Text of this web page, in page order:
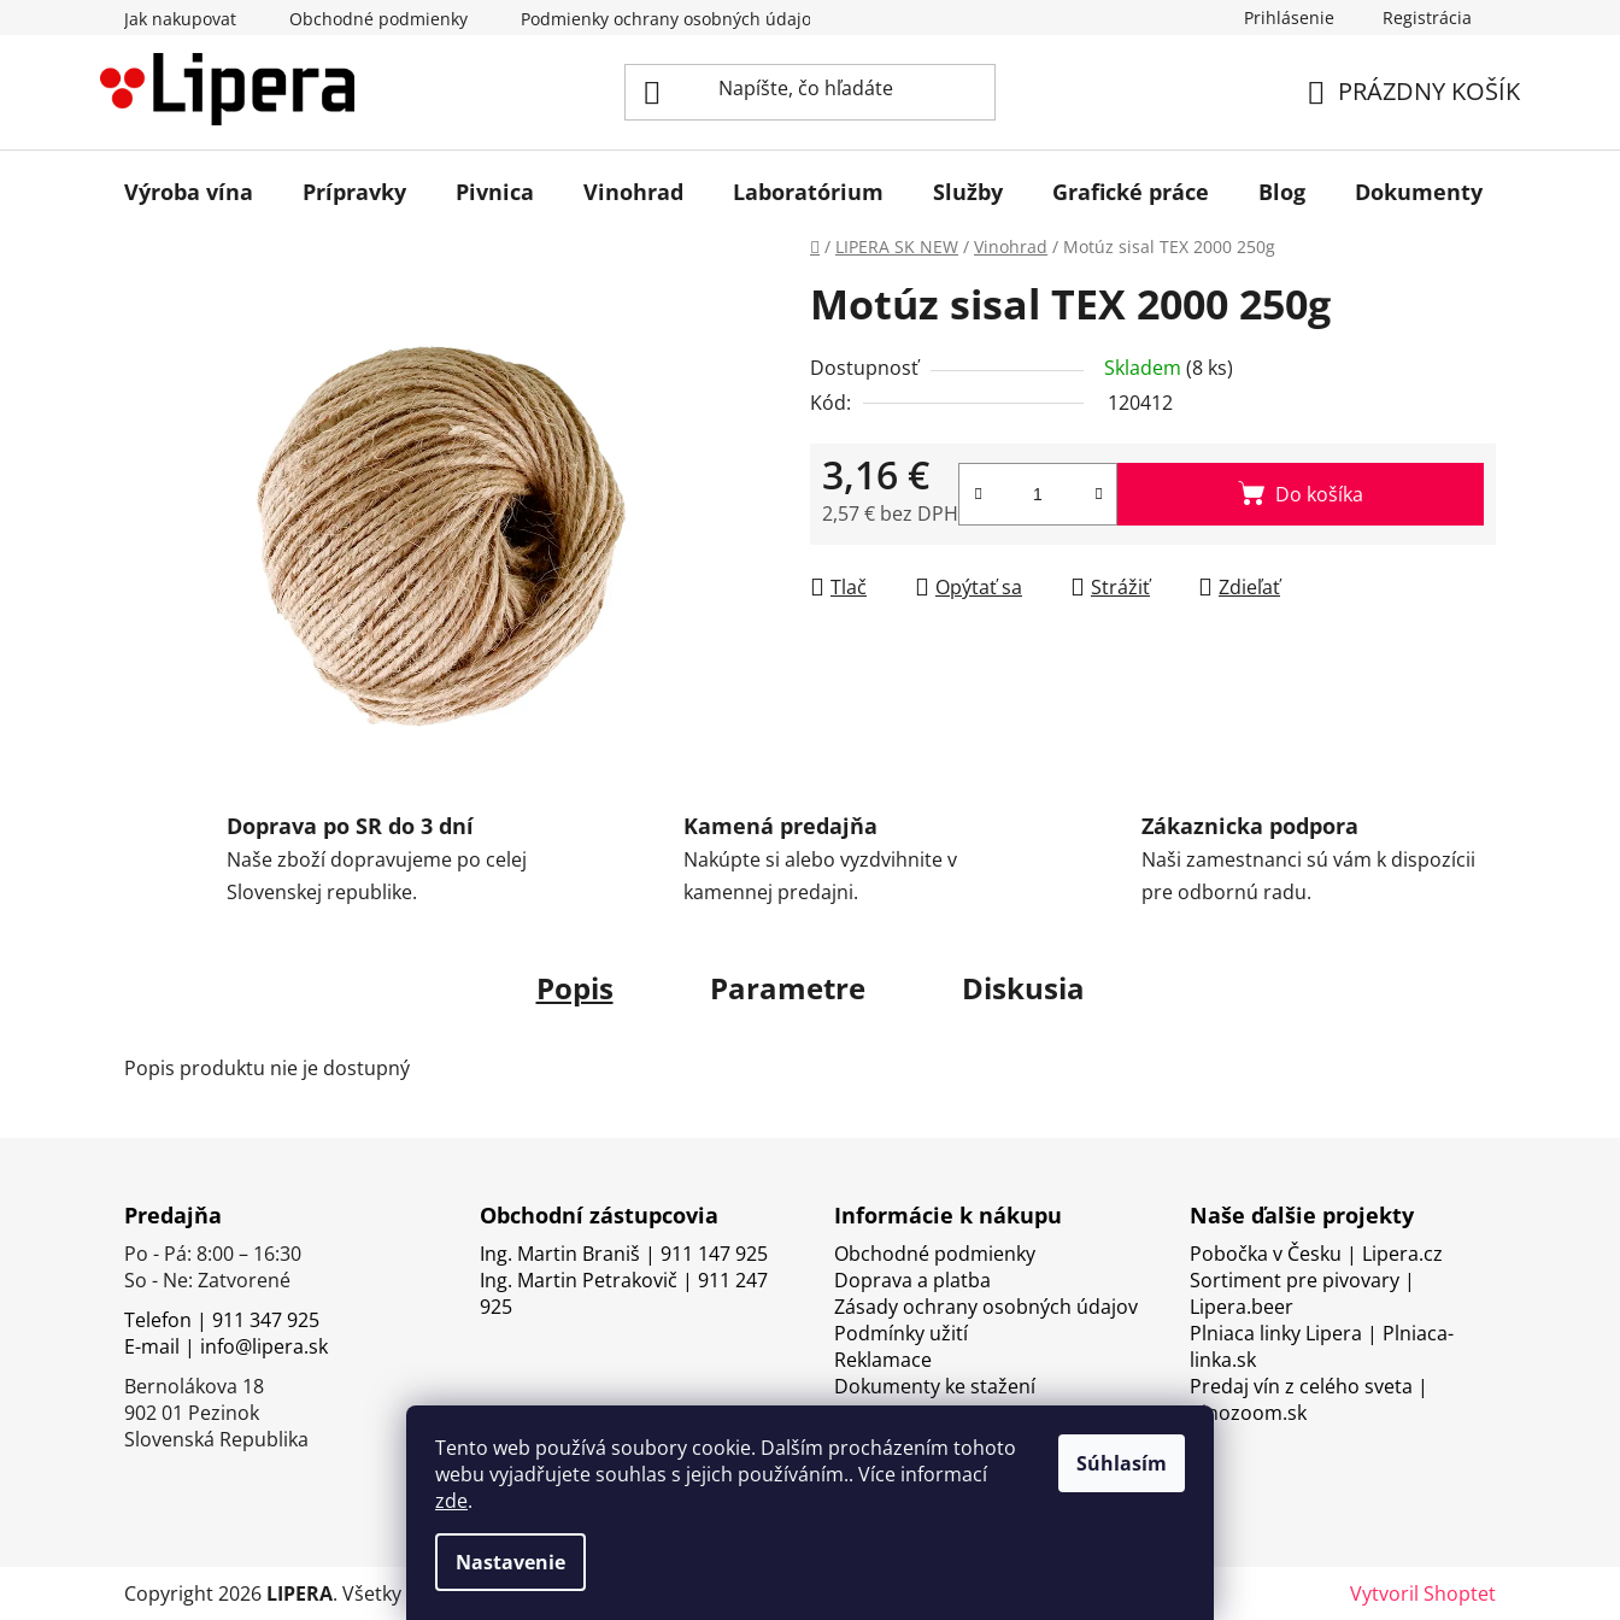
Tento web používá soubory cookie. Dalším procházením tohoto
webu vyjadřujete souhlas s jejich používáním.. Více informací
zde.
Nastavenie
Súhlasím
Jak nakupovat Obchodné podmienky Podmienky ochrany osobných údajov Prihlásenie Registrácia
KOŠÍK
PRÁZDNY KOŠÍK
Výroba vína Prípravky Pivnica Vinohrad Laboratórium Služby Grafické práce Blog Dokumenty
Domov
/ LIPERA SK NEW / Vinohrad / Motúz sisal TEX 2000 250g
Motúz sisal TEX 2000 250g
Dostupnosť Skladem (8 ks)
Kód:
120412
3,16 €
2,57 € bez DPH
Do košíka
Tlač Opýtať sa Strážiť Zdieľať
Doprava po SR do 3 dní
Naše zboží dopravujeme po celej
Slovenskej republike.
Kamená predajňa
Nakúpte si alebo vyzdvihnite v
kamennej predajni.
Zákaznicka podpora
Naši zamestnanci sú vám k dispozícii
pre odbornú radu.
Popis Parametre Diskusia
Popis produktu nie je dostupný
Predajňa
Po - Pá: 8:00 – 16:30
So - Ne: Zatvorené
Telefon | 911 347 925
E-mail | info@lipera.sk
Bernolákova 18
902 01 Pezinok
Slovenská Republika
Obchodní zástupcovia
Ing. Martin Braniš | 911 147 925
Ing. Martin Petrakovič | 911 247
925
Informácie k nákupu
Obchodné podmienky
Doprava a platba
Zásady ochrany osobných údajov
Podmínky užití
Reklamace
Dokumenty ke stažení
Naše ďalšie projekty
Pobočka v Česku | Lipera.cz
Sortiment pre pivovary |
Lipera.beer
Plniaca linky Lipera | Plniaca-
linka.sk
Predaj vín z celého sveta |
Vinozoom.sk
Vytvoril Shoptet
Copyright 2026 LIPERA. Všetky práva vyhradené.